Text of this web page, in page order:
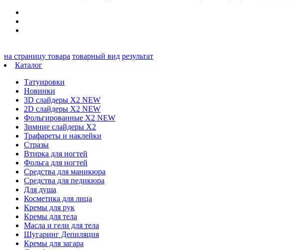
на страницу товара товарный вид результат
Каталог
Татуировки
Новинки
3D слайдеры X2 NEW
2D слайдеры X2 NEW
Фольгированные X2 NEW
Зимние слайдеры Х2
Трафареты и наклейки
Стразы
Втирка для ногтей
Фольга для ногтей
Средства для маникюра
Средства для педикюра
Для душа
Косметика для лица
Кремы для рук
Кремы для тела
Масла и гели для тела
Шугаринг Депиляция
Кремы для загара